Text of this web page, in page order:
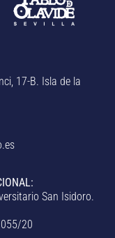
17-B. Isla de la
San Isidoro.
055/20